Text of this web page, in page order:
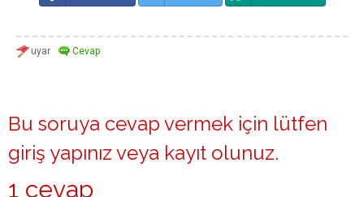
Bu soruya cevap vermek için lütfen
giriş yapınız veya kayıt olunuz.
1 cevap